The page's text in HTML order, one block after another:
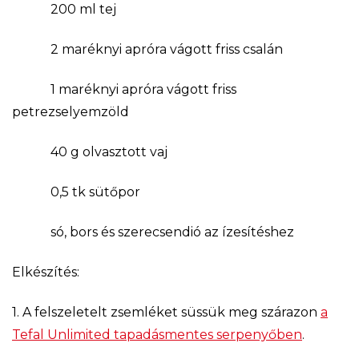
200 ml tej
2 maréknyi apróra vágott friss csalán
1 maréknyi apróra vágott friss
petrezselyemzöld
40 g olvasztott vaj
0,5 tk sütőpor
só, bors és szerecsendió az ízesítéshez
Elkészítés:
1. A felszeletelt zsemléket süssük meg szárazon a
Tefal Unlimited tapadásmentes serpenyőben.